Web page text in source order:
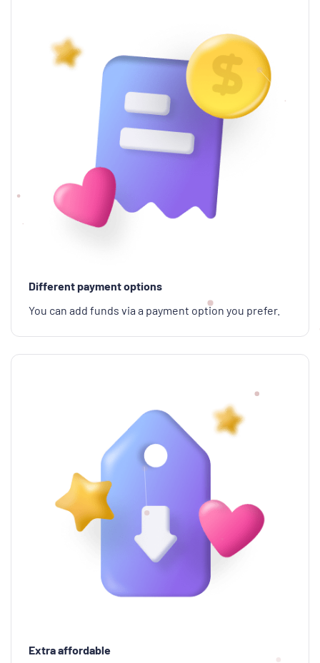
Different payment options
You can add funds via a payment option you prefer.
Extra affordable